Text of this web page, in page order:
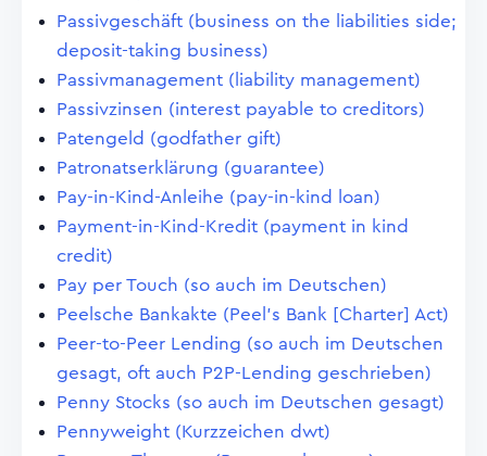
Passivgeschäft (business on the liabilities side;
deposit-taking business)
Passivmanagement (liability management)
Passivzinsen (interest payable to creditors)
Patengeld (godfather gift)
Patronatserklärung (guarantee)
Pay-in-Kind-Anleihe (pay-in-kind loan)
Payment-in-Kind-Kredit (payment in kind
credit)
Pay per Touch (so auch im Deutschen)
Peelsche Bankakte (Peel's Bank [Charter] Act)
Peer-to-Peer Lending (so auch im Deutschen
gesagt, oft auch P2P-Lending geschrieben)
Penny Stocks (so auch im Deutschen gesagt)
Pennyweight (Kurzzeichen dwt)